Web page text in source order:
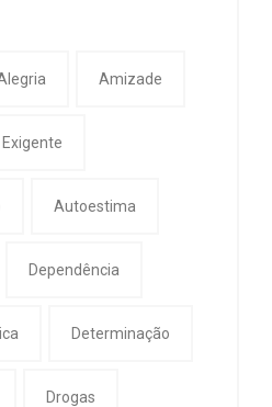
Amizade
Autoestima
Dependência
Determinação
Drogas